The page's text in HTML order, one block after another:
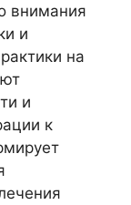
внимания
и
на
и
к